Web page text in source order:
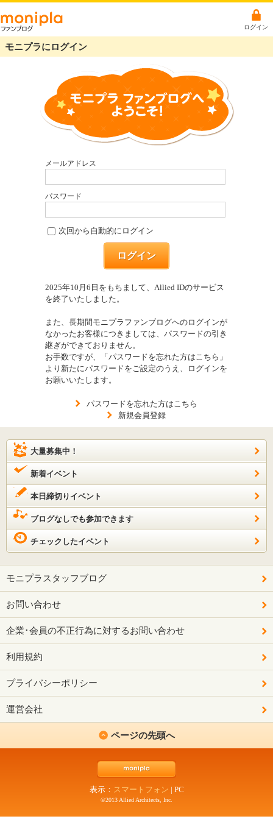
ログイン
モニプラにログイン
メールアドレス
パスワード
次回から自動的にログイン
ログイン
2025年10月6日をもちまして、Allied IDのサービス
を終了いたしました。
また、長期間モニプラファンブログへのログインが
なかったお客様につきましては、パスワードの引き
継ぎができておりません。
お手数ですが、「パスワードを忘れた方はこちら」
より新たにパスワードをご設定のうえ、ログインを
お願いいたします。
パスワードを忘れた方はこちら
新規会員登録
大量募集中！
新着イベント
本日締切りイベント
ブログなしでも参加できます
チェックしたイベント
モニプラスタッフブログ
お問い合わせ
企業･会員の不正行為に対するお問い合わせ
利用規約
プライバシーポリシー
運営会社
ページの先頭へ
表示： スマートフォン | PC
©2013 Allied Architects, Inc.